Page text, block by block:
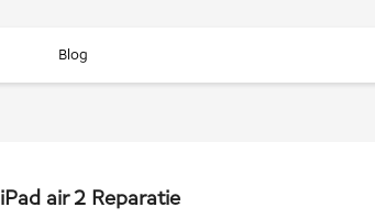
Blog
iPad air 2 Reparatie